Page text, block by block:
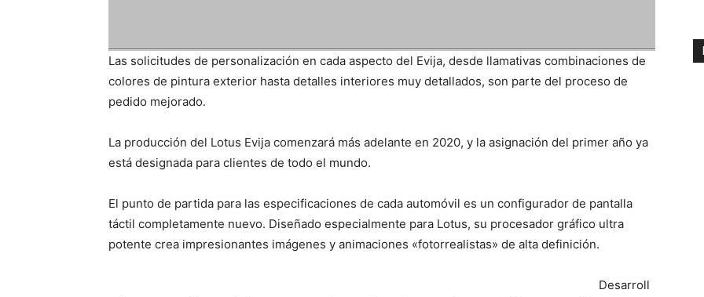
Las solicitudes de personalización en cada aspecto del Evija, desde llamativas combinaciones de
colores de pintura exterior hasta detalles interiores muy detallados, son parte del proceso de
pedido mejorado.
La producción del Lotus Evija comenzará más adelante en 2020, y la asignación del primer año ya
está designada para clientes de todo el mundo.
El punto de partida para las especificaciones de cada automóvil es un configurador de pantalla
táctil completamente nuevo. Diseñado especialmente para Lotus, su procesador gráfico ultra
potente crea impresionantes imágenes y animaciones «fotorrealistas» de alta definición.
Desarroll